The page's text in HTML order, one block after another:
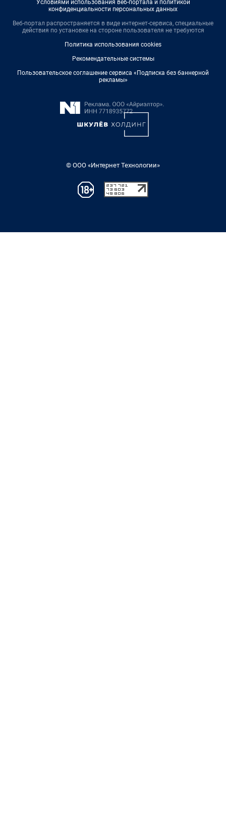
Условиями использования веб-портала и политикой
конфиденциальности персональных данных
Веб-портал распространяется в виде интернет-сервиса, специальные
действия по установке на стороне пользователя не требуются
Политика использования cookies
Рекомендательные системы
Пользовательское соглашение сервиса «Подписка без баннерной
рекламы»
© ООО «Интернет Технологии»